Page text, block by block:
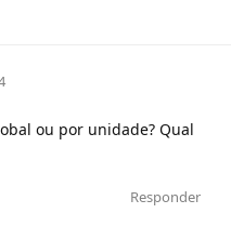
ou por unidade? Qual
Responder